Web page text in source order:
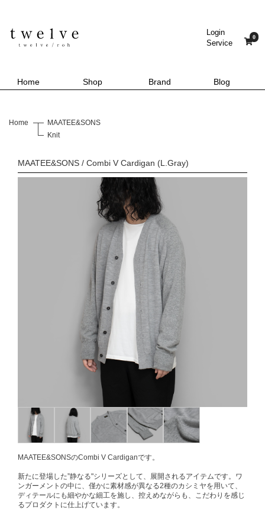
Login
Service
0
Home Shop Brand Blog
Home
MAATEE&SONS
Knit
MAATEE&SONS / Combi V Cardigan (L.Gray)
MAATEE&SONSのCombi V Cardiganです。
新たに登場した”静なる"シリーズとして、展開されるアイテムです。ワ
ンガーメントの中に、僅かに素材感が異なる2種のカシミヤを用いて、
ディテールにも細やかな細工を施し、控えめながらも、こだわりを感じ
るプロダクトに仕上げています。